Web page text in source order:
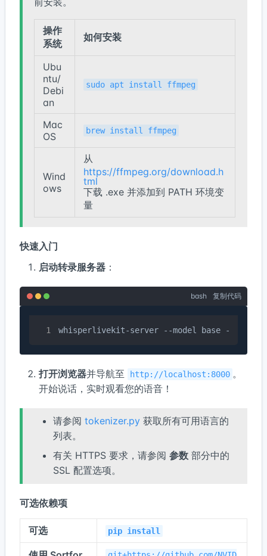
操作
系统
如何安装
Ubu
ntu/
Debi
an
sudo apt install ffmpeg
Mac
OS
brew install ffmpeg
Wind
ows
从
https://ffmpeg.org/download.h
tml
下载 .exe 并添加到 PATH 环境变
量
快速入门
启动转录服务器 ：
bash 复制代码
whisperlivekit-server --model base --
打开浏览器并导航至 http://localhost:8000 。
开始说话，实时观看您的语音！
请参阅tokenizer.py 获取所有可用语言的
列表。
有关 HTTPS 要求，请参阅参数 部分中的
SSL 配置选项。
可选依赖项
可选 pip install